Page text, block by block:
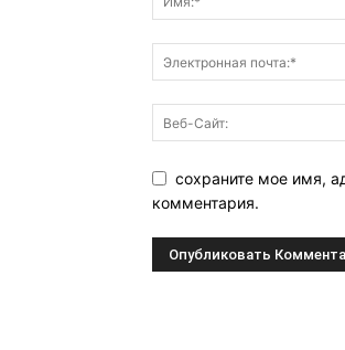
сохраните мое имя,
комментария.